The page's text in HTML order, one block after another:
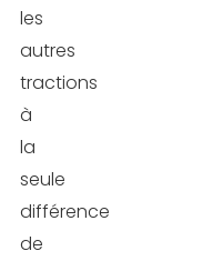
les
autres
tractions
à
la
seule
différence
de